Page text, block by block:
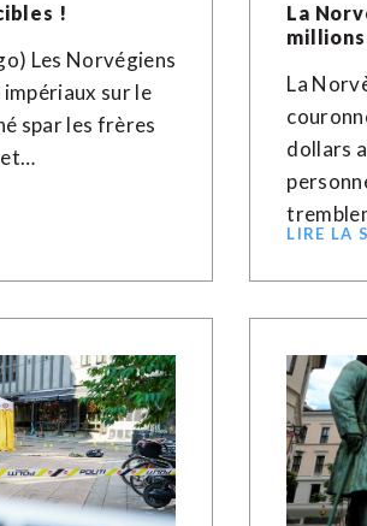
!
Les Norvégiens
sur le
spar les frères
et…
La
La
dollars
LIRE LA